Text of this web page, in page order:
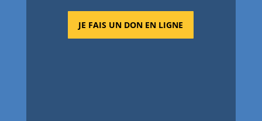
JE FAIS UN DON EN LIGNE